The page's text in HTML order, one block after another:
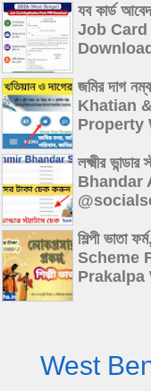
যব কার্ড
Job
Download
জমির দাগ
Khatian
Property
লক্ষ্মীর
Bhandar
শিল্পী ভাতা
Scheme
Prakalpa
West